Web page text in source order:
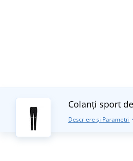
Colanți sport
Descriere și Parametri